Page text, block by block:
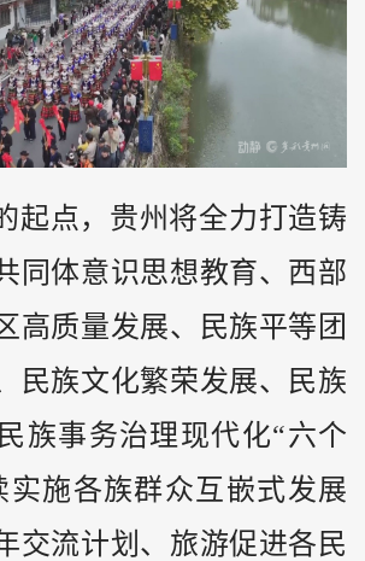
起点，贵州将全力打造铸
同体意识思想教育、西部
高质量发展、民族平等团
民族文化繁荣发展、民族
族事务治理现代化“六个
实施各族群众互嵌式发展
交流计划、旅游促进各民